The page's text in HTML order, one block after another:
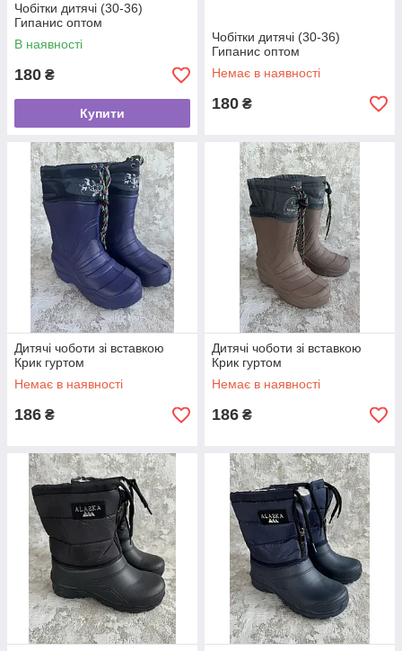
Чобітки дитячі (30-36)
Гипанис оптом
В наявності
180 ₴
Купити
Чобітки дитячі (30-36)
Гипанис оптом
Немає в наявності
180 ₴
Дитячі чоботи зі вставкою
Крик гуртом
Немає в наявності
186 ₴
Дитячі чоботи зі вставкою
Крик гуртом
Немає в наявності
186 ₴